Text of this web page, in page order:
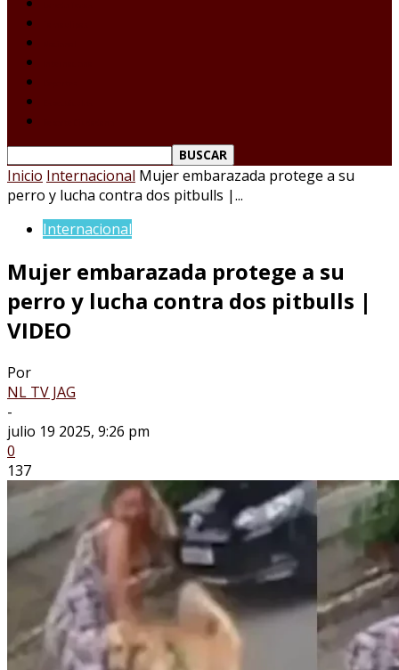
Inicio Internacional Mujer embarazada protege a su
perro y lucha contra dos pitbulls |...
Internacional
Mujer embarazada protege a su
perro y lucha contra dos pitbulls |
VIDEO
Por
NL TV JAG
-
julio 19 2025, 9:26 pm
0
137